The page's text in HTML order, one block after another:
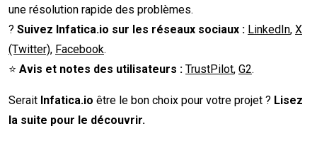
une résolution rapide des problèmes.
? Suivez Infatica.io sur les réseaux sociaux : LinkedIn, X
(Twitter), Facebook.
⭐ Avis et notes des utilisateurs : TrustPilot, G2.
Serait Infatica.io être le bon choix pour votre projet ? Lisez
la suite pour le découvrir.